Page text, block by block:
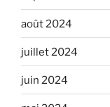
août 2024
juillet 2024
juin 2024